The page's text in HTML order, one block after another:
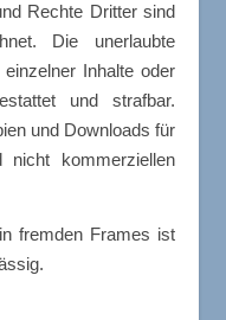
Rechte Dritter sind
Die unerlaubte
Inhalte oder
und strafbar.
und Downloads für
nicht kommerziellen
fremden Frames ist